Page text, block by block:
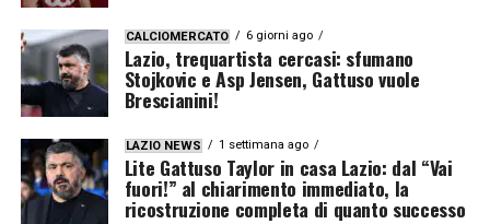
CALCIOMERCATO 6 giorni ago
Lazio, trequartista cercasi: sfumano
Stojkovic e Asp Jensen, Gattuso vuole
Brescianini!
LAZIO NEWS 1 settimana ago
Lite Gattuso Taylor in casa Lazio: dal “Vai
fuori!” al chiarimento immediato, la
ricostruzione completa di quanto successo